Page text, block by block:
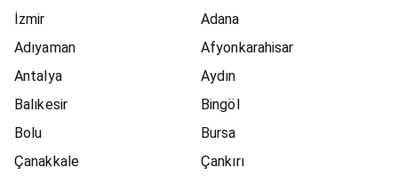
İzmir
Adana
Adıyaman
Afyonkarahisar
Antalya
Aydın
Balıkesir
Bingöl
Bolu
Bursa
Çanakkale
Çankırı